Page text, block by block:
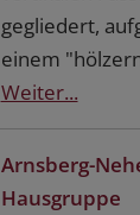
gegliedert,
einem
Weiter...
Arnsberg-
Hausgruppe